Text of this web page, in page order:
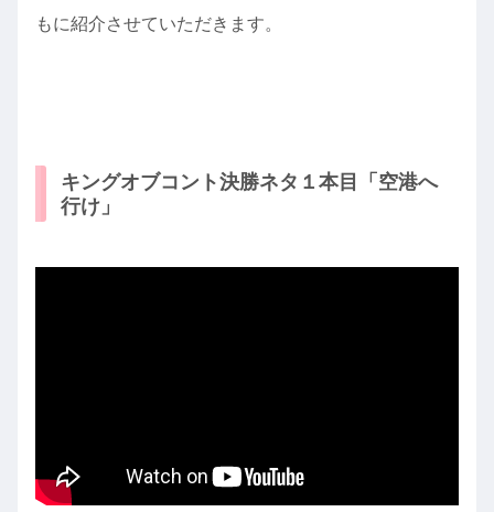
もに紹介させていただきます。
キングオブコント決勝ネタ１本目「空港へ
行け」